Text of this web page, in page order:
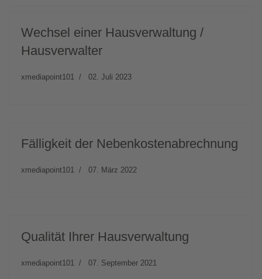
Wechsel einer Hausverwaltung /
Hausverwalter
xmediapoint101 02. Juli 2023
Fälligkeit der Nebenkostenabrechnung
xmediapoint101 07. März 2022
Qualität Ihrer Hausverwaltung
xmediapoint101 07. September 2021